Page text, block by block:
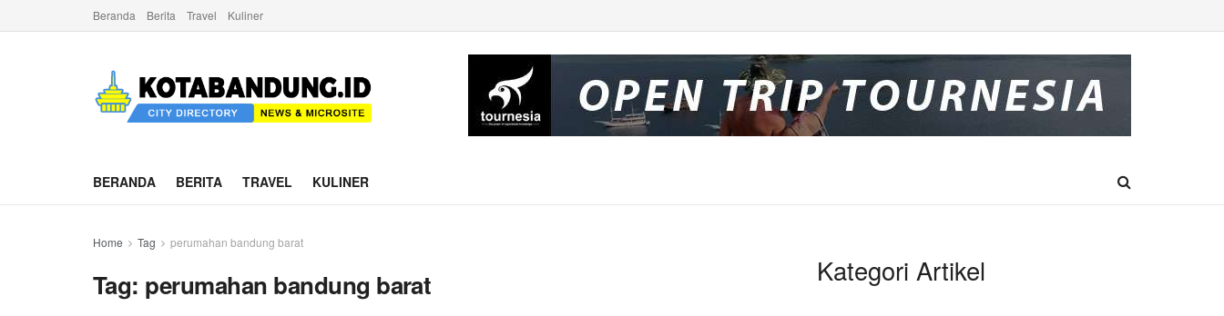
Beranda Berita Travel Kuliner
BERANDA BERITA TRAVEL KULINER
Home Tag perumahan bandung barat
Tag: perumahan bandung barat Kategori Artikel